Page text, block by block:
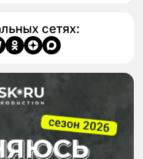
сетях: